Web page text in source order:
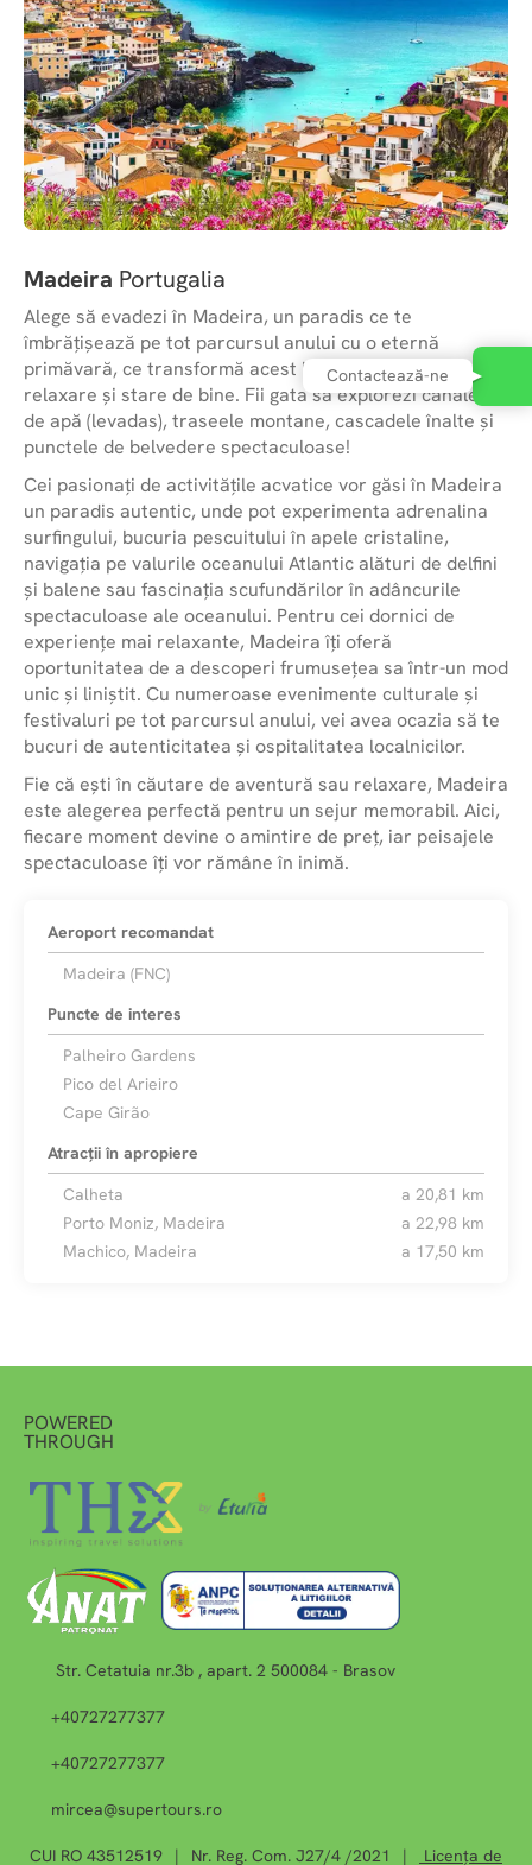
Madeira Portugalia
Alege să evadezi în Madeira, un paradis ce te
îmbrățișează pe tot parcursul anului cu o eternă
primăvară, ce transformă acest loc într-o oază de
relaxare și stare de bine. Fii gata să explorezi canalele
de apă (levadas), traseele montane, cascadele înalte și
punctele de belvedere spectaculoase!
Cei pasionați de activitățile acvatice vor găsi în Madeira
un paradis autentic, unde pot experimenta adrenalina
surfingului, bucuria pescuitului în apele cristaline,
navigația pe valurile oceanului Atlantic alături de delfini
și balene sau fascinația scufundărilor în adâncurile
spectaculoase ale oceanului. Pentru cei dornici de
experiențe mai relaxante, Madeira îți oferă
oportunitatea de a descoperi frumusețea sa într-un mod
unic și liniștit. Cu numeroase evenimente culturale și
festivaluri pe tot parcursul anului, vei avea ocazia să te
bucuri de autenticitatea și ospitalitatea localnicilor.
Fie că ești în căutare de aventură sau relaxare, Madeira
este alegerea perfectă pentru un sejur memorabil. Aici,
fiecare moment devine o amintire de preț, iar peisajele
spectaculoase îți vor rămâne în inimă.
Aeroport recomandat
Madeira (FNC)
Puncte de interes
Palheiro Gardens
Pico del Arieiro
Cape Girão
Atracții în apropiere
Calheta
a 20,81 km
Porto Moniz, Madeira
a 22,98 km
Machico, Madeira
a 17,50 km
POWERED
THROUGH
Str. Cetatuia nr.3b , apart. 2 500084 - Brasov
+40727277377
+40727277377
mircea@supertours.ro
CUI RO 43512519 | Nr. Reg. Com. J27/4 /2021 | Licența de
Contactează-ne